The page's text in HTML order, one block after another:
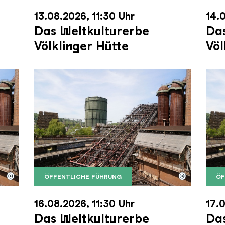
13.08.2026, 11:30 Uhr
Das Weltkulturerbe
Völklinger Hütte
Hütte mit dem Gasometer im Hintergrund
Hütte | Karl Heinrich Veith
© ÖFFENTLICHE FÜHRUNG
Der Erzschrägaufzug der Völklinger Hütte
Copyright: Weltkulturerbe Völklinger Hütte |
©
16.08.2026, 11:30 Uhr
Das Weltkulturerbe
Der